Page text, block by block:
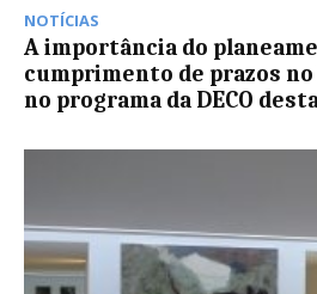
NOTÍCIAS
A importância do
cumprimento de prazos no
no programa da DECO